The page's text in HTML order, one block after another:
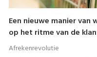
Een nieuwe manier van
op het ritme van de
Afrekenrevolutie